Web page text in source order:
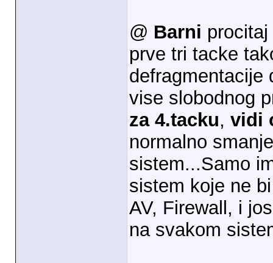
@ Barni
prve tri tacke
defragmentacije
vise slobodnog
za 4.tacku, vidi
normalno
sistem...Samo
sistem koje ne
AV, Firewall, i
na svakom